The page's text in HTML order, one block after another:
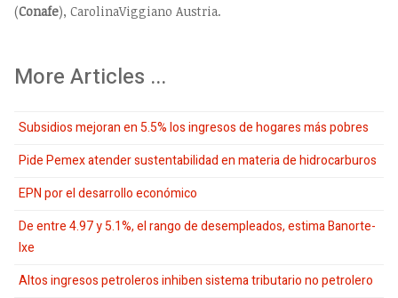
(Conafe), CarolinaViggiano Austria.
More Articles ...
Subsidios mejoran en 5.5% los ingresos de hogares más pobres
Pide Pemex atender sustentabilidad en materia de hidrocarburos
EPN por el desarrollo económico
De entre 4.97 y 5.1%, el rango de desempleados, estima Banorte-
Ixe
Altos ingresos petroleros inhiben sistema tributario no petrolero